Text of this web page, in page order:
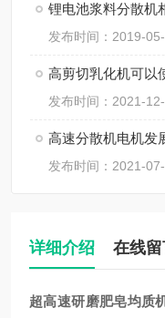
锂电池浆料分散机
发布时间：2019-
高剪切乳化机可以
发布时间：2021-
高速分散机电机发
发布时间：2021-
详细介绍 在线
超高速研磨肥皂均质